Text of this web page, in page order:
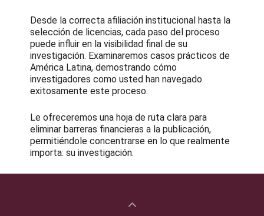
Desde la correcta afiliación institucional hasta la
selección de licencias, cada paso del proceso
puede influir en la visibilidad final de su
investigación. Examinaremos casos prácticos de
América Latina, demostrando cómo
investigadores como usted han navegado
exitosamente este proceso.
Le ofreceremos una hoja de ruta clara para
eliminar barreras financieras a la publicación,
permitiéndole concentrarse en lo que realmente
importa: su investigación.